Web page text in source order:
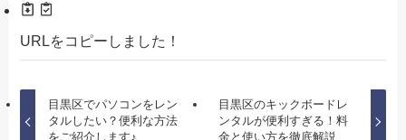
URLをコピーしました！
目黒区でパソコンをレン
タルしたい？便利な方法
をご紹介します♪
目黒区のキックボードレ
ンタルが便利すぎる！料
金と使い方を徹底解説